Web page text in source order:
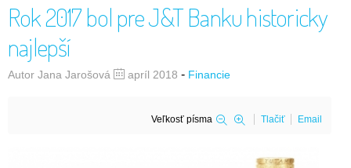
Rok 2017 bol pre J&T Banku historicky
najlepší
Autor Jana Jarošová apríl 2018 - Financie
Veľkosť písma Tlačiť Email